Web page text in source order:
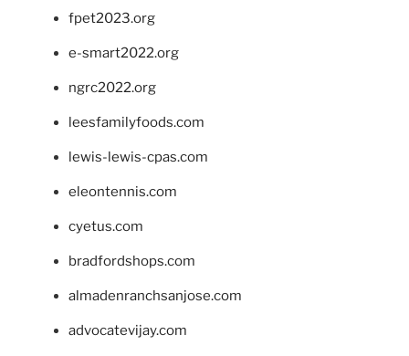
fpet2023.org
e-smart2022.org
ngrc2022.org
leesfamilyfoods.com
lewis-lewis-cpas.com
eleontennis.com
cyetus.com
bradfordshops.com
almadenranchsanjose.com
advocatevijay.com